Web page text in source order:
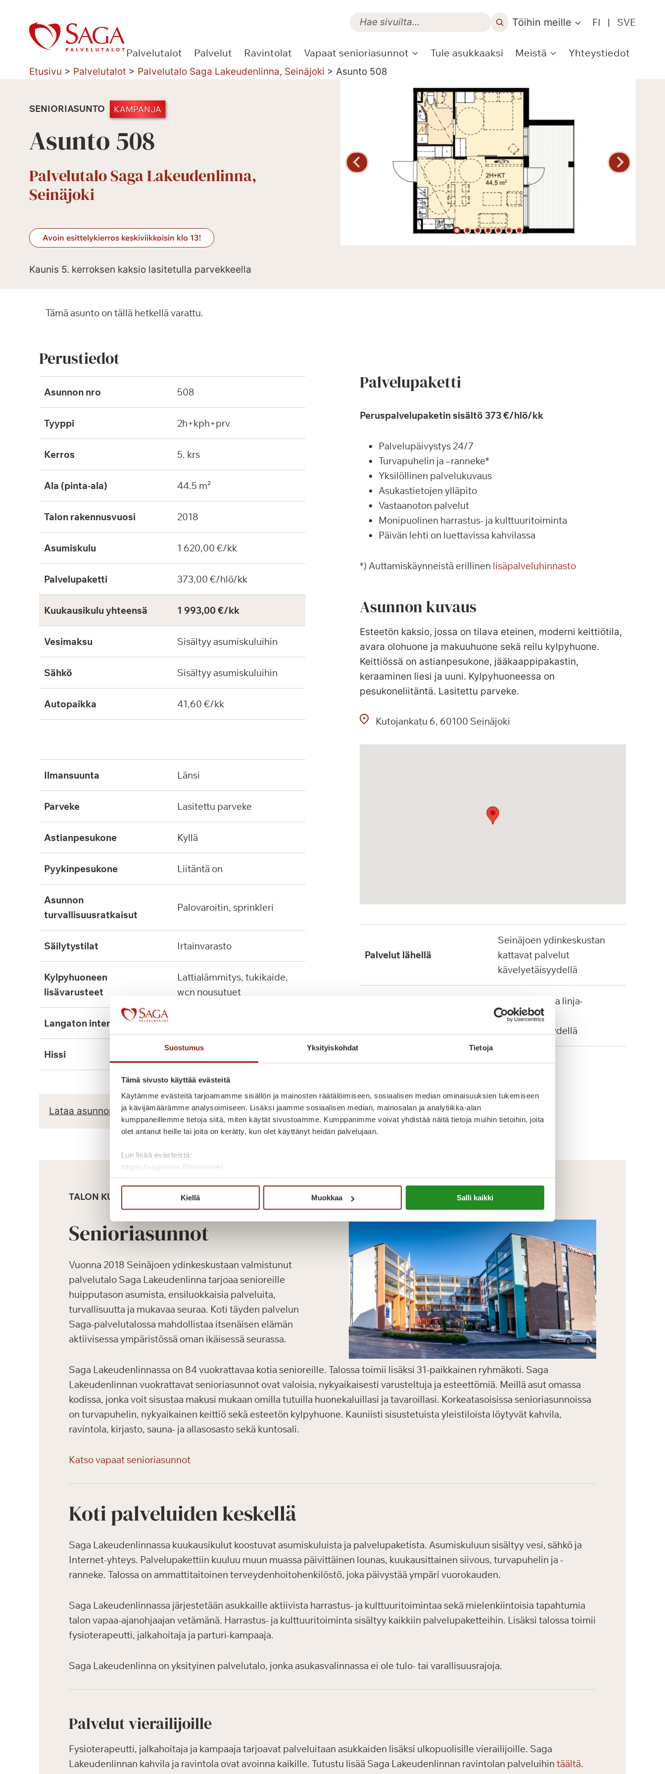
Suostumus Yksityiskohdat Tietoja
Tämä sivusto käyttää evästeitä
Käytämme evästeitä tarjoamamme sisällön ja mainosten räätälöimiseen, sosiaalisen median ominaisuuksien tukemiseen
ja kävijämäärämme analysoimiseen. Lisäksi jaamme sosiaalisen median, mainosalan ja analytiikka-alan
kumppaneillemme tietoja siitä, miten käytät sivustoamme. Kumppanimme voivat yhdistää näitä tietoja muihin tietoihin, joita
olet antanut heille tai joita on kerätty, kun olet käyttänyt heidän palvelujaan.
Lue lisää evästeistä:
https://sagacare.fi/evasteet/
Kiellä Muokkaa Salli kaikki
sisältöön
Töihin meille FI | SVE
Palvelutalot Palvelut Ravintolat Vapaat senioriasunnot Tule asukkaaksi Meistä Yhteystiedot
Etusivu > Palvelutalot > Palvelutalo Saga Lakeudenlinna, Seinäjoki > Asunto 508
SENIORIASUNTO KAMPANJA
Asunto 508
Palvelutalo Saga Lakeudenlinna,
Seinäjoki
Avoin esittelykierros keskiviikkoisin klo 13!
Kaunis 5. kerroksen kaksio lasitetulla parvekkeella
Tämä asunto on tällä hetkellä varattu.
Perustiedot
Asunnon nro 508
Tyyppi 2h+kph+prv
Kerros 5. krs
Ala (pinta-ala) 44.5 m²
Talon rakennusvuosi 2018
Asumiskulu 1 620,00 €/kk
Palvelupaketti 373,00 €/hlö/kk
Kuukausikulu yhteensä 1 993,00 €/kk
Vesimaksu Sisältyy asumiskuluihin
Sähkö Sisältyy asumiskuluihin
Autopaikka 41,60 €/kk
ilmansuunta länsi
parveke lasitettu parveke
astianpesukone kyllä
pyykinpesukone liitäntä on
asunnon
turvallisuusratkaisut
palovaroitin, sprinkleri
säilytystilat irtainvarasto
kylpyhuoneen
lisävarusteet
lattialämmitys, tukikaide,
wcn nousutuet
langaton internet
hissi kyllä, 2kpl
Lataa asunnon pohjapiirros
Palvelupaketti
Peruspalvelupaketin sisältö 373 €/hlö/kk
Palvelupäivystys 24/7
Turvapuhelin ja –ranneke*
Yksilöllinen palvelukuvaus
Asukastietojen ylläpito
Vastaanoton palvelut
Monipuolinen harrastus- ja kulttuuritoiminta
Päivän lehti on luettavissa kahvilassa
*) Auttamiskäynneistä erillinen lisäpalveluhinnasto
Asunnon kuvaus
Esteetön kaksio, jossa on tilava eteinen, moderni keittiötila,
avara olohuone ja makuuhuone sekä reilu kylpyhuone.
Keittiössä on astianpesukone, jääkaappipakastin,
keraaminen liesi ja uuni. Kylpyhuoneessa on
pesukoneliitäntä. Lasitettu parveke.
Kutojankatu 6 60100 Seinäjoki
Palvelut lähellä
Seinäjoen ydinkeskustan
kattavat palvelut
kävelyetäisyydellä
Juna-asema ja linja-
autopysäkit
kävelyetäisyydellä
TALON KUVAUS
Senioriasunnot
Vuonna 2018 Seinäjoen ydinkeskustaan valmistunut
palvelutalo Saga Lakeudenlinna tarjoaa senioreille
huipputason asumista, ensiluokkaisia palveluita,
turvallisuutta ja mukavaa seuraa. Koti täyden palvelun
Saga-palvelutalossa mahdollistaa itsenäisen elämän
aktiivisessa ympäristössä oman ikäisessä seurassa.
Saga Lakeudenlinnassa on 84 vuokrattavaa kotia senioreille. Talossa toimii lisäksi 31-paikkainen ryhmäkoti. Saga
Lakeudenlinnan vuokrattavat senioriasunnot ovat valoisia, nykyaikaisesti varusteltuja ja esteettömiä. Meillä asut omassa
kodissa, jonka voit sisustaa makusi mukaan omilla tutuilla huonekaluillasi ja tavaroillasi. Korkeatasoisissa senioriasunnoissa
on turvapuhelin, nykyaikainen keittiö sekä esteetön kylpyhuone. Kauniisti sisustetuista yleistiloista löytyvät kahvila,
ravintola, kirjasto, sauna- ja allasosasto sekä kuntosali.
Katso vapaat senioriasunnot
Koti palveluiden keskellä
Saga Lakeudenlinnassa kuukausikulut koostuvat asumiskuluista ja palvelupaketista. Asumiskuluun sisältyy vesi, sähkö ja
Internet-yhteys. Palvelupakettiin kuuluu muun muassa päivittäinen lounas, kuukausittainen siivous, turvapuhelin ja -
ranneke. Talossa on ammattitaitoinen terveydenhoitohenkilöstö, joka päivystää ympäri vuorokauden.
Saga Lakeudenlinnassa järjestetään asukkaille aktiivista harrastus- ja kulttuuritoimintaa sekä mielenkiintoisia tapahtumia
talon vapaa-ajanohjaajan vetämänä. Harrastus- ja kulttuuritoiminta sisältyy kaikkiin palvelupaketteihin. Lisäksi talossa toimii
fysioterapeutti, jalkahoitaja ja parturi-kampaaja.
Saga Lakeudenlinna on yksityinen palvelutalo, jonka asukasvalinnassa ei ole tulo- tai varallisuusrajoja.
Palvelut vierailijoille
Fysioterapeutti, jalkahoitaja ja kampaaja tarjoavat palveluitaan asukkaiden lisäksi ulkopuolisille vierailijoille. Saga
Lakeudenlinnan kahvila ja ravintola ovat avoinna kaikille. Tutustu lisää Saga Lakeudenlinnan ravintolan palveluihin täältä.